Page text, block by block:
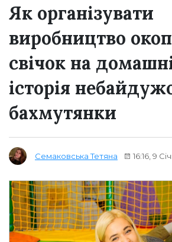
Як організувати
виробництво
свічок на
історія
бахмутянки
Семаковська Тетяна 16:16, 9